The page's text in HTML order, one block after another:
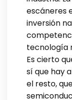
escáneres
inversión
tecnología
Es cierto
sí que hay
el resto,